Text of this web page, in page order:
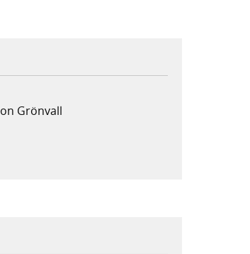
Grönvall